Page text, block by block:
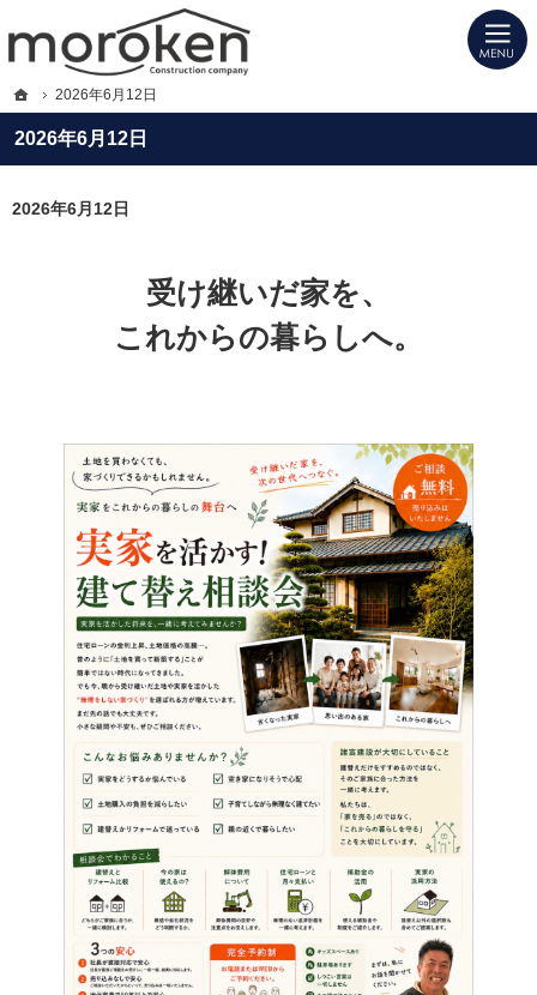
2026年6月12日
プロの目線からご提案。福岡県大川市・柳川市・久留米市の注文住宅・新築戸建
福岡県大川市・柳川市・久留米市の新築・注文住宅・新築戸建てを手がける工務
2026年6月12日
受け継いだ家を、
これからの暮らしへ。
ホーム
2026年6月12日